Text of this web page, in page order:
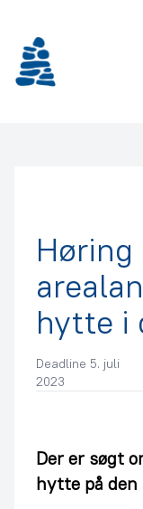
indhold
Høring
hytte i
Deadline 5. juli
2023
Der er søgt
hytte på